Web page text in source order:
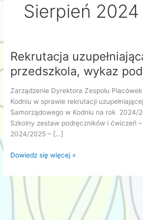
Sierpień 2024
Rekrutacja
przedszkola, wykaz
Zarządzenie Dyrektora Zespołu
Kodniu w sprawie rekrutacji
Samorządowego w Kodniu na rok 2024/
Szkolny zestaw podręczników i ćwiczeń
2024/2025 – […]
Rekrutacja
do
wykaz
podręczników
Dowiedz się więcej »